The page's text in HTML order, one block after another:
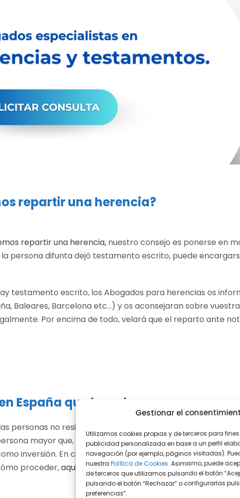
Gestionar el
Utilizamos cookies propias y de terceros para
publicidad personalizada en base a un perfil
navegación (por ejemplo, páginas visitadas).
nuestra Política de Cookies. Asimismo, puede
de terceros que utilizamos pulsando el botón
pulsando el botón “Rechazar” o configurarlas
preferencias”.
repartir una herencia?
repartir una herencia, nuestro consejo es ponerse en
persona difunta dejó testamento escrito, puede
testamento escrito, los Abogados para herencias os
Baleares, Barcelona etc…) y os aconsejaran sobre
Por encima de todo, velará que el reparto ante
España que hereden
personas no residentes en España hereden algún
mayor que, años antes de su fallecimiento, habría
inversión. En ciertos casos, inmediatamente después
proceder,aqui encontraran 10 consejos.